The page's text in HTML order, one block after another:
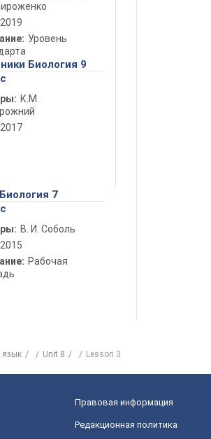
2019
Уровень
Биология 9
К.М.
2017
7
В. И. Соболь
2015
Рабочая
язык Unit 8 Lesson 3
Правовая информация
Редакционная политика